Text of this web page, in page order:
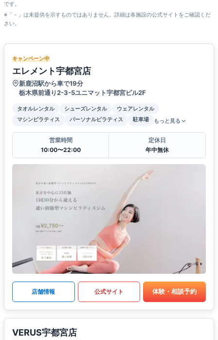
です。
※「－」は未提供を示すものではありません。詳細は各施設の公式サイトをご確認くだ
さい。
キャンペーン中
エレメント宇都宮店
新鹿沼駅から車で19分
栃木県前通り2-3-5ユニマット宇都宮ビル2F
タオルレンタル シューズレンタル
ウェアレンタル
マシンピラティス
パーソナルピラティス 駐車場 もっと見る
営業時間
10:00〜22:00
定休日
年中無休
店舗情報 公式サイト 体験・相談予約
VERUS宇都宮店